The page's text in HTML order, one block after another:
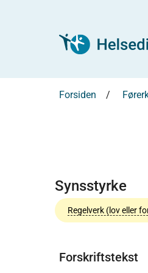
Forsiden
Synsstyrke
Regelverk (lov eller
Forskriftstekst